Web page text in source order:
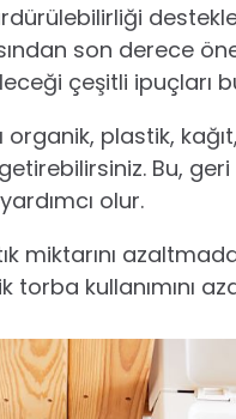
son derece
çeşitli ipuçları
organik, plastik,
Bu,
olur.
miktarını
kullanımını